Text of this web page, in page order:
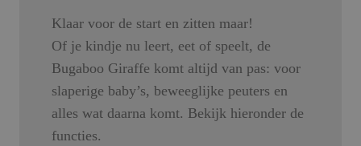
Klaar voor de start en zitten maar!
Of je kindje nu leert, eet of speelt, de
Bugaboo Giraffe komt altijd van pas: voor
slaperige baby’s, beweeglijke peuters en
alles wat daarna komt. Bekijk hieronder de
functies.